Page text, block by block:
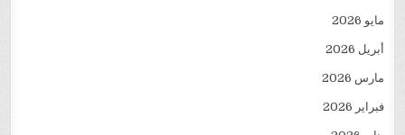
مايو 2026
أبريل 2026
مارس 2026
فبراير 2026